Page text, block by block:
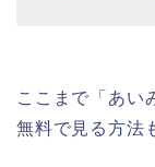
ここまで「あい
無料で見る方法